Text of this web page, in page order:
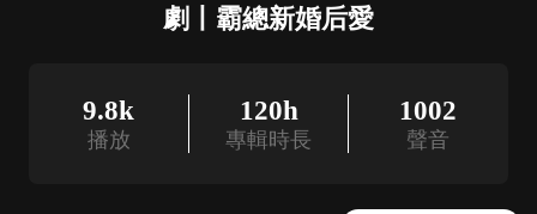
劇丨霸總新婚后愛
9.8k
播放
120h
專輯時長
1002
聲音